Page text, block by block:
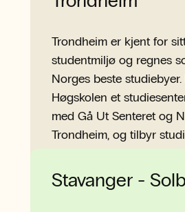
Trondheim er kjent for
studentmiljø og regnes
Norges beste
Høgskolen et
med Gå Ut Senteret og
Trondheim, og tilbyr
Mer om campus
Stavanger -